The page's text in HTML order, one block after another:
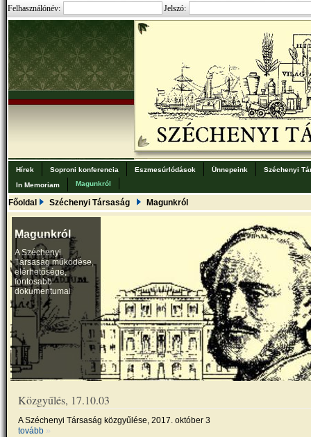
Felhasználónév: Jelszó:
Hírek Soproni konferencia Eszmesúrlódások Ünnepeink
Széchenyi
In Memoriam
Magunkról
Főoldal Széchenyi Társaság Magunkról
Magunkról
A Széchenyi
Társaság működése,
elérhetősége,
fontosabb
dokumentumai
Közgyűlés, 17.10.03
A Széchenyi Társaság közgyűlése, 2017. október 3
tovább »